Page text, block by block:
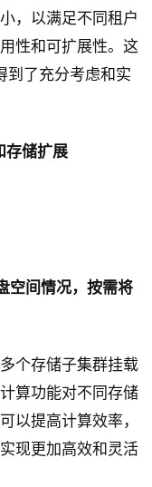
，以满足不同租户
性和可扩展性。这
到了充分考虑和实
存储扩展
间情况，按需将
个存储子集群挂载
算功能对不同存储
以提高计算效率，
现更加高效和灵活